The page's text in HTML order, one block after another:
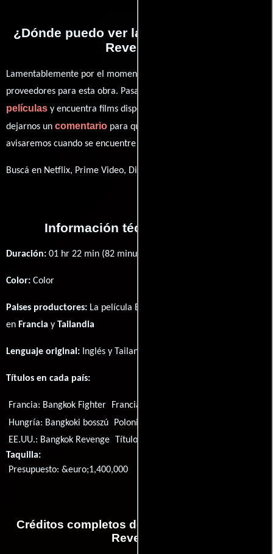
¿Dónde puedo ver la películas Bangkok
Revenge?
Lamentablemente por el momento no contamos con enlaces a
proveedores para esta obra. Pasa por nuestro catálogo de
películas y encuentra films disponibles. También puedes
dejarnos un comentario para que le demos prioridad y te
avisaremos cuando se encuentre disponible
Buscá en Netflix, Prime Video, Disney+
Información técnica y general
Duración: 01 hr 22 min (82 minutos) .
Color: Color
Paises productores: La película Bangkok Revenge fué producida
en Francia y Tailandia
Lenguaje original: Inglés y Tailandés
Títulos en cada país:
Francia: Bangkok Fighter Francia:
Hungría: Bangkoki bosszú Polonia:
EE.UU.: Bangkok Revenge Título original:
Taquilla:
Presupuesto: &euro;1,400,000
Créditos completos de la película Bangkok
Revenge